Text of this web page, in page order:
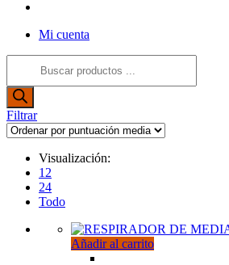
de
web
Mi cuenta
productos
Filtrar
Visualización:
12
24
Todo
Añadir al carrito